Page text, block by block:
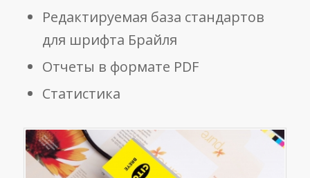
Редактируемая база стандартов
для шрифта Брайля
Отчеты в формате PDF
Статистика